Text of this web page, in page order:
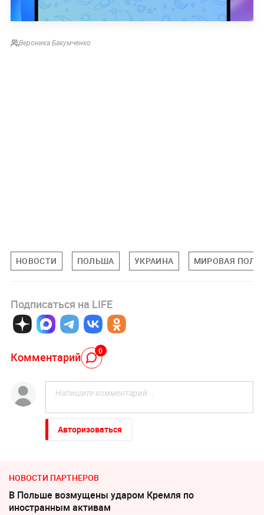
Вероника Бакумченко
НОВОСТИ ПОЛЬША УКРАИНА МИРОВАЯ
Подписаться на LIFE
Комментарий 0
Авторизоваться
НОВОСТИ ПАРТНЕРОВ
В Польше возмущены ударом Кремля по
иностранным активам